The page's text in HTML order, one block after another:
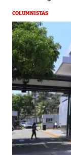
COLUMNISTAS